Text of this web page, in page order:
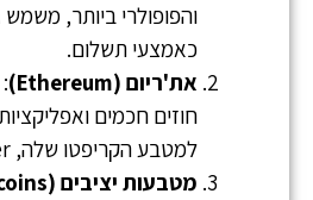
והפופולרי ביותר,
כאמצעי תשלום.
את'ריום (Ethereum)
חוזים חכמים
למטבע הקריפטו שלה, Ether.
מטבעות יציבים (Stablecoins)